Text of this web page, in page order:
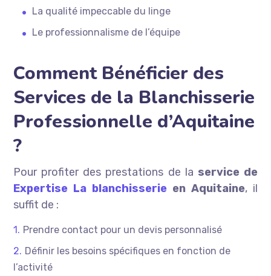
La qualité impeccable du linge
Le professionnalisme de l’équipe
Comment Bénéficier des
Services de la Blanchisserie
Professionnelle d’Aquitaine
?
Pour profiter des prestations de la service de
Expertise La blanchisserie en Aquitaine, il
suffit de :
Prendre contact pour un devis personnalisé
Définir les besoins spécifiques en fonction de
l’activité